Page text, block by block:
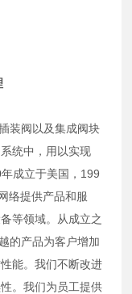
装阀以及集成阀块
统中，用以实现
成立于美国，199
络提供产品和服
等领域。从成立之
的产品为客户增加
能。我们不断改进
。我们为员工提供